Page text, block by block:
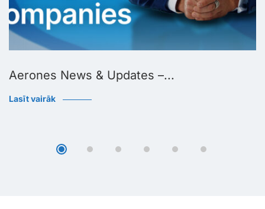
Aerones News & Updates –...
Lasīt vairāk